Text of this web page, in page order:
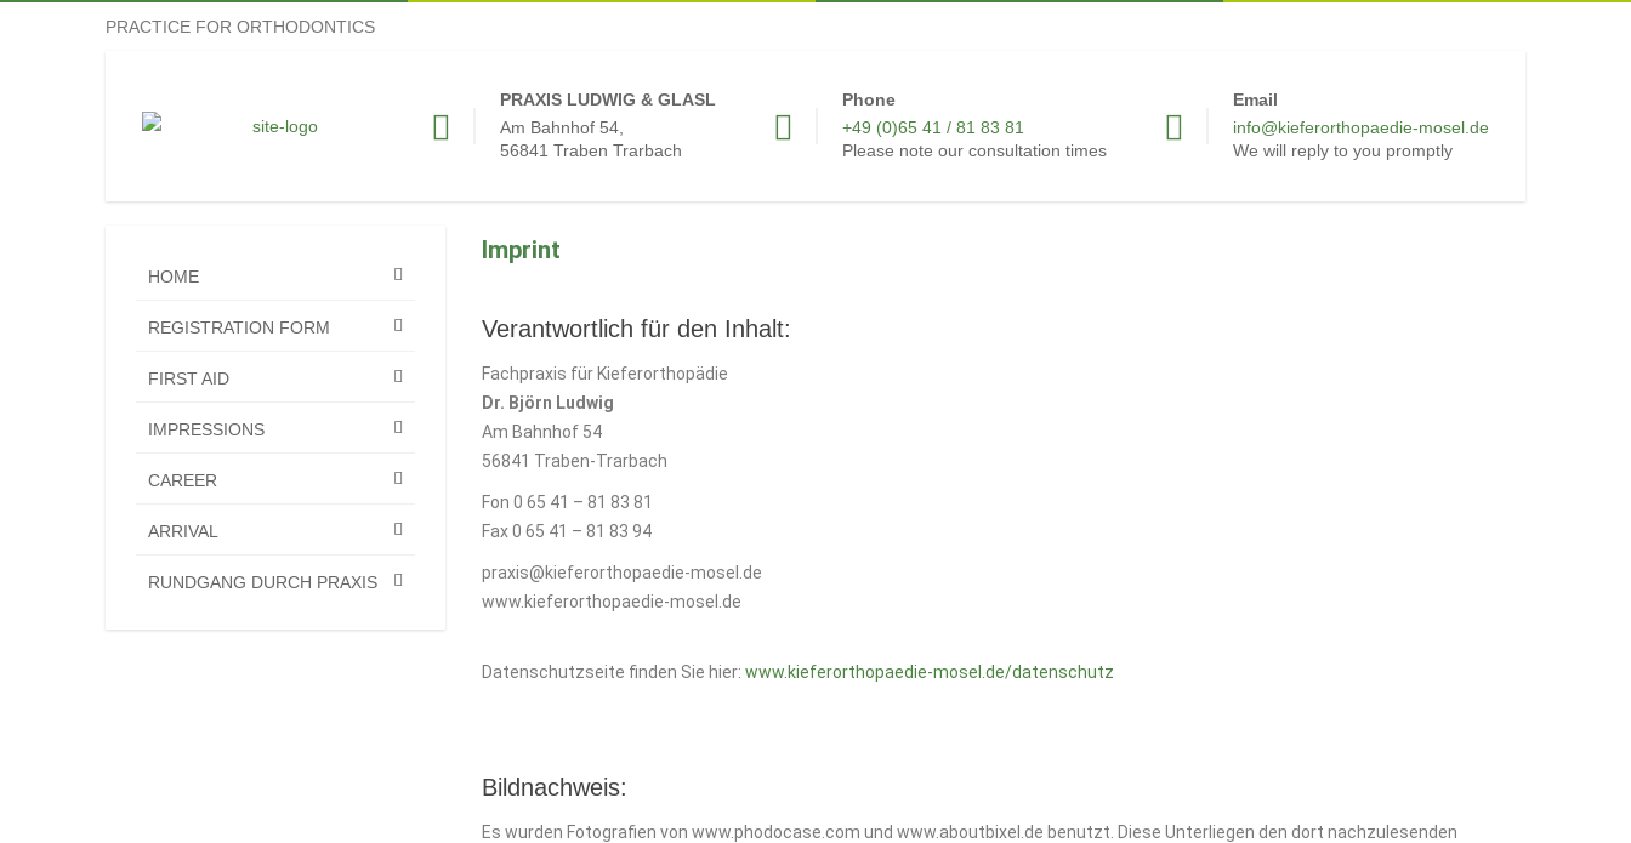
PRACTICE FOR ORTHODONTICS
PRAXIS LUDWIG & GLASL
Am Bahnhof 54,
56841 Traben Trarbach
Phone
+49 (0)65 41 / 81 83 81
Please note our consultation times
Email
info@kieferorthopaedie-mosel.de
We will reply to you promptly
HOME
REGISTRATION FORM
FIRST AID
IMPRESSIONS
CAREER
ARRIVAL
RUNDGANG DURCH PRAXIS
Imprint
Verantwortlich für den Inhalt:
Fachpraxis für Kieferorthopädie
Dr. Björn Ludwig
Am Bahnhof 54
56841 Traben-Trarbach
Fon 0 65 41 – 81 83 81
Fax 0 65 41 – 81 83 94
praxis@kieferorthopaedie-mosel.de
www.kieferorthopaedie-mosel.de
Datenschutzseite finden Sie hier: www.kieferorthopaedie-mosel.de/datenschutz
Bildnachweis:
Es wurden Fotografien von www.phodocase.com und www.aboutbixel.de benutzt. Diese Unterliegen den dort nachzulesenden